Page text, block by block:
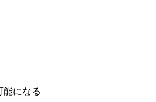
能になる